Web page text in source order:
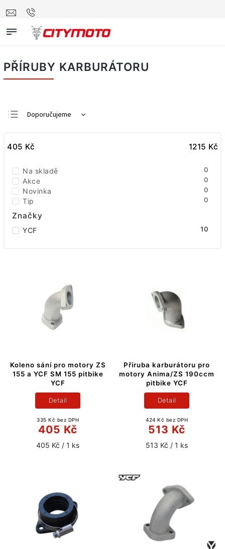
PŘÍRUBY KARBURÁTORU
Doporučujeme
Nejdražší
Abecedně
405 Kč 1215 Kč
Na skladě 0
Akce 0
Novinka 0
Tip 0
Značky
YCF 10
Koleno sání pro motory ZS
155 a YCF SM 155 pitbike
YCF
335 Kč bez DPH
405 Kč
405 Kč / 1 ks
Detail
Příruba karburátoru pro
motory Anima/ZS 190ccm
pitbike YCF
424 Kč bez DPH
513 Kč
513 Kč / 1 ks
Detail